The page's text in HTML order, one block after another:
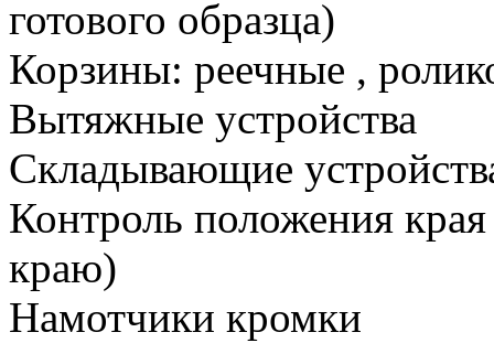
готового образца)
Корзины: реечные ,
Вытяжные устройства
Складывающие
Контроль положения
краю)
Намотчики кромки